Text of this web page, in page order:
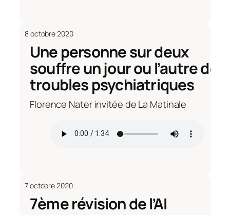
8 octobre 2020
Une personne sur deux
souffre un jour ou l’autre de
troubles psychiatriques
Florence Nater invitée de La Matinale
7 octobre 2020
7ème révision de l’AI